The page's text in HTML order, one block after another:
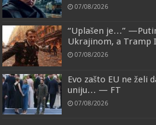
07/08/2026
“Uplašen je…”
Ukrajinom, a Tramp
07/08/2026
Evo zašto EU ne želi
uniju… — FT
07/08/2026